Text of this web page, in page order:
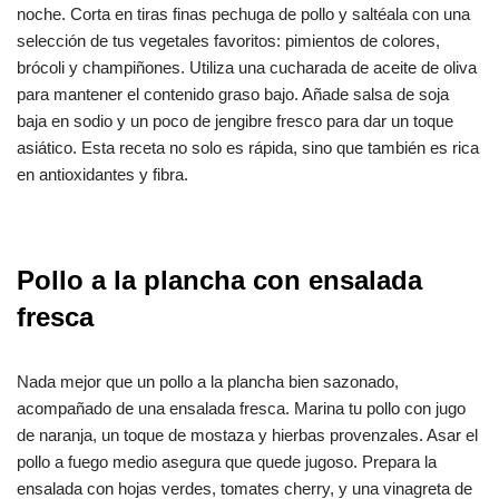
noche. Corta en tiras finas pechuga de pollo y saltéala con una
selección de tus vegetales favoritos: pimientos de colores,
brócoli y champiñones. Utiliza una cucharada de aceite de oliva
para mantener el contenido graso bajo. Añade salsa de soja
baja en sodio y un poco de jengibre fresco para dar un toque
asiático. Esta receta no solo es rápida, sino que también es rica
en antioxidantes y fibra.
Pollo a la plancha con ensalada
fresca
Nada mejor que un pollo a la plancha bien sazonado,
acompañado de una ensalada fresca. Marina tu pollo con jugo
de naranja, un toque de mostaza y hierbas provenzales. Asar el
pollo a fuego medio asegura que quede jugoso. Prepara la
ensalada con hojas verdes, tomates cherry, y una vinagreta de